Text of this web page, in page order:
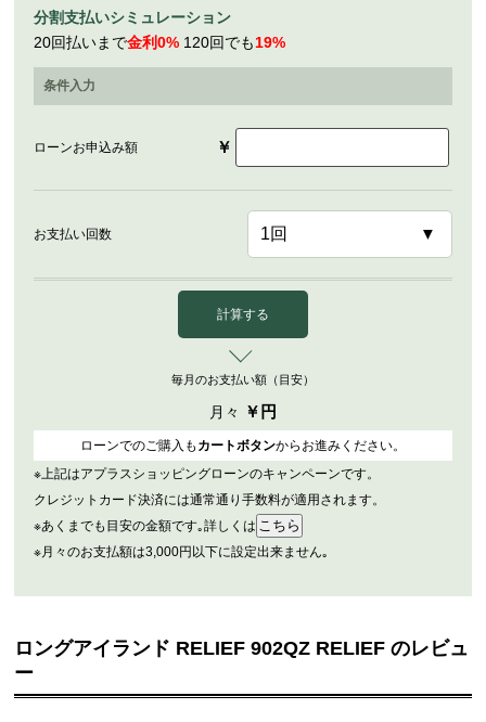
分割支払いシミュレーション
20回払いまで金利0% 120回でも19%
条件入力
ローンお申込み額 ￥
お支払い回数
計算する
毎月のお支払い額（目安）
月々 ￥ 円
ローンでのご購入も カートボタンからお進みください。
※上記はアプラスショッピングローンのキャンペーンです。
クレジットカード決済には通常通り手数料が適用されます。
※あくまでも目安の金額です｡詳しくは
※月々のお支払額は3,000円以下に設定出来ません｡
ロングアイランド RELIEF 902QZ RELIEF のレビュ
ー